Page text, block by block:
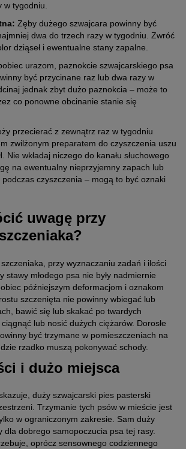
w tygodniu.
Zęby dużego szwajcara powinny być
dwa do trzech razy w tygodniu. Zwróć
dziąseł i ewentualne stany zapalne.
urazom, paznokcie szwajcarskiego psa
być przycinane raz lub dwa razy w
jednak zbyt dużo paznokcia – może to
co ponowne obcinanie stanie się
przecierać z zewnątrz raz w tygodniu
zwilżonym preparatem do czyszczenia uszu
Nie wkładaj niczego do kanału słuchowego
na ewentualny nieprzyjemny zapach lub
czyszczenia – mogą to być oznaki
uwagę przy
przy wyznaczaniu zadań i ilości
stawy młodego psa nie były nadmiernie
późniejszym deformacjom i oznakom
szczenięta nie powinny wbiegać lub
bawić się lub skakać po twardych
lub nosić dużych ciężarów. Dorosłe
być trzymane w pomieszczeniach na
rzadko muszą pokonywać schody.
i dużo miejsca
duży szwajcarski pies pasterski
Trzymanie tych psów w mieście jest
w ograniczonym zakresie. Sam duży
dla dobrego samopoczucia psa tej rasy.
oprócz sensownego codziennego